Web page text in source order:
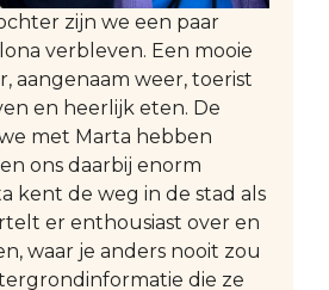
zijn we een paar
verbleven. Een mooie
aangenaam weer, toerist
en heerlijk eten. De
met Marta hebben
ons daarbij enorm
kent de weg in de stad als
er enthousiast over en
waar je anders nooit zou
die ze